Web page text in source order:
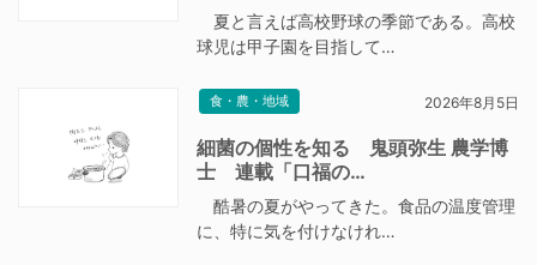
夏と言えば高校野球の季節である。高校
球児は甲子園を目指して…
食・農・地域 2026年8月5日
細菌の個性を知る 鬼頭弥生 農学博
士 連載「口福の…
酷暑の夏がやってきた。食品の温度管理
に、特に気を付けなけれ…